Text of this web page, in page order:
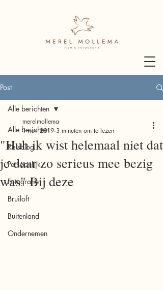
Post
Alle berichten
Reisblog
Persoonlijk
Fotografie
Bruiloft
Buitenland
Ondernemen
Alle berichten
"Huh ik wist helemaal niet dat
je daar zo serieus mee bezig
was" Bij deze
merelmollema
1 nov 2019 3 minuten om te lezen